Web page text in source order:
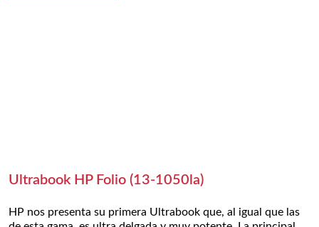
Ultrabook HP Folio (13-1050la)
HP nos presenta su primera Ultrabook que, al igual que las